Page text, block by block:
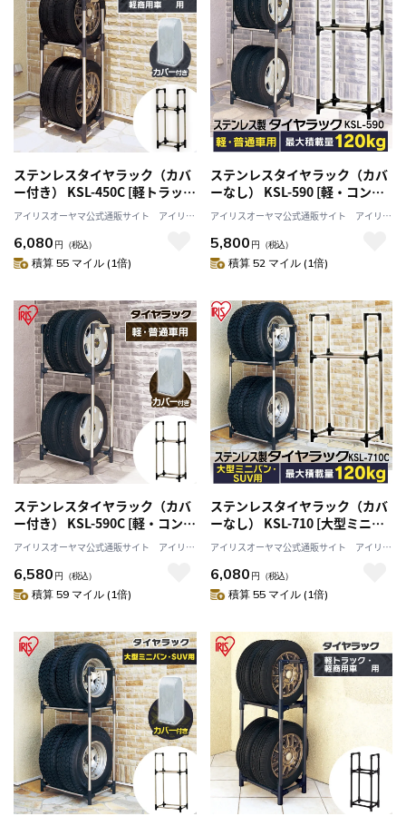
ステンレスタイヤラック（カバ
ー付き） KSL-450C [軽トラッ
ク・軽商用車用]
アイリスオーヤマ公式通販サイト アイリス
6,080 円 （税込）
積算 55 マイル (1倍)
ステンレスタイヤラック（カバ
ーなし） KSL-590 [軽・コンパ
クト・普通車・ミニバン用]
アイリスオーヤマ公式通販サイト アイリス
5,800 円 （税込）
積算 52 マイル (1倍)
ステンレスタイヤラック（カバ
ー付き） KSL-590C [軽・コンパ
クト・普通車・ミニバン用]
アイリスオーヤマ公式通販サイト アイリス
6,580 円 （税込）
積算 59 マイル (1倍)
ステンレスタイヤラック（カバ
ーなし） KSL-710 [大型ミニバ
ン・SUV用]
アイリスオーヤマ公式通販サイト アイリス
6,080 円 （税込）
積算 55 マイル (1倍)